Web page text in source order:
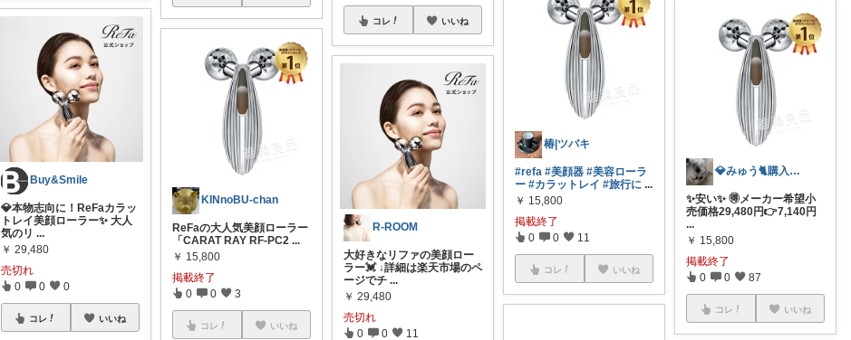
Buy&Smile
💎本物志向に！ReFaカラッ
トレイ美顔ローラー✨ 大人
気のリ ...
￥ 29,480
売切れ
0 0 0
コレ いいね
KINnoBU-chan
ReFaの大人気美顔ローラー
「CARAT RAY RF-PC2 ...
￥ 15,800
掲載終了
0 0 3
コレ いいね
コレ いいね
R-ROOM
大好きなリファの美顔ロー
ラー💓 ↓詳細は楽天市場のペ
ージでチ ...
￥ 29,480
売切れ
0 0 11
椿|ツバキ
#refa #美顔器 #美容ローラ
ー #カラットレイ #旅行に ...
￥ 15,800
掲載終了
0 0 11
コレ いいね
💎みゅう🐈購入感謝(❀ᴗ͈ˬᴗ͈)⁾
✨安い✨ 🉐メーカー希望小
売価格29,480円👉7,140円
...
￥ 15,800
掲載終了
0 0 87
コレ いいね